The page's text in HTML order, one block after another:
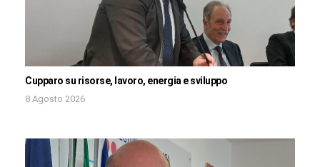
Cupparo su risorse, lavoro, energia e sviluppo
8 Agosto 2026